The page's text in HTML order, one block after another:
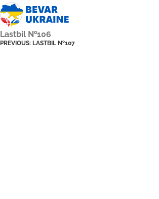
Lastbil №106
PREVIOUS: LASTBIL №107